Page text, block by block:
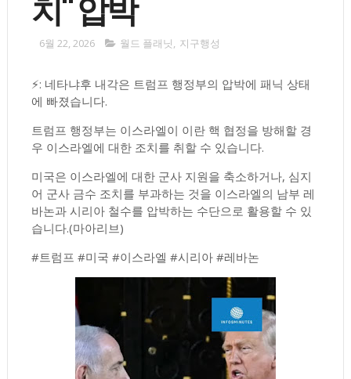
치" 압박
6월 22, 2026 월드 플래닛, 지구행성
⚡️: 네타냐후 내각은 트럼프 행정부의 압박에 패닉 상태
에 빠졌습니다.
트럼프 행정부는 이스라엘이 이란 핵 협정을 방해할 경
우 이스라엘에 대한 조치를 취할 수 있습니다.
미국은 이스라엘에 대한 군사 지원을 축소하거나, 심지
어 군사 금수 조치를 부과하는 것을 이스라엘의 남부 레
바논과 시리아 철수를 압박하는 수단으로 활용할 수 있
습니다.(마아리브)
#트럼프 #미국 #이스라엘 #시리아 #레바논